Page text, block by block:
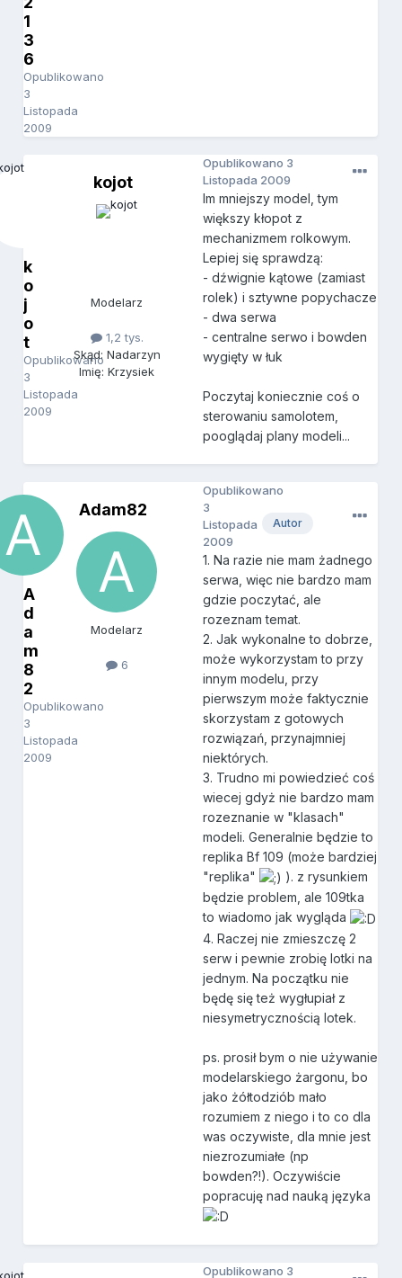
1
3
6
Opublikowano
3
Listopada
2009
k
o
j
o
t
Opublikowano
3
Listopada
2009
kojot
Modelarz
1,2 tys.
Skąd: Nadarzyn
Imię: Krzysiek
Opublikowano 3
Listopada 2009
Im mniejszy model, tym
większy kłopot z
mechanizmem rolkowym.
Lepiej się sprawdzą:
- dźwignie kątowe (zamiast
rolek) i sztywne popychacze
- dwa serwa
- centralne serwo i bowden
wygięty w łuk
Poczytaj koniecznie coś o
sterowaniu samolotem,
pooglądaj plany modeli...
A
d
a
m
8
2
Opublikowano
3
Listopada
2009
Adam82
Modelarz
6
Autor
Opublikowano
3
Listopada
2009
1. Na razie nie mam żadnego
serwa, więc nie bardzo mam
gdzie poczytać, ale
rozeznam temat.
2. Jak wykonalne to dobrze,
może wykorzystam to przy
innym modelu, przy
pierwszym może faktycznie
skorzystam z gotowych
rozwiązań, przynajmniej
niektórych.
3. Trudno mi powiedzieć coś
wiecej gdyż nie bardzo mam
rozeznanie w "klasach"
modeli. Generalnie będzie to
replika Bf 109 (może bardziej
"replika"
). z rysunkiem
będzie problem, ale 109tka
to wiadomo jak wygląda
4. Raczej nie zmieszczę 2
serw i pewnie zrobię lotki na
jednym. Na początku nie
będę się też wygłupiał z
niesymetrycznością lotek.
ps. prosił bym o nie używanie
modelarskiego żargonu, bo
jako żółtodziób mało
rozumiem z niego i to co dla
was oczywiste, dla mnie jest
niezrozumiałe (np
bowden?!). Oczywiście
popracuję nad nauką języka
Opublikowano 3